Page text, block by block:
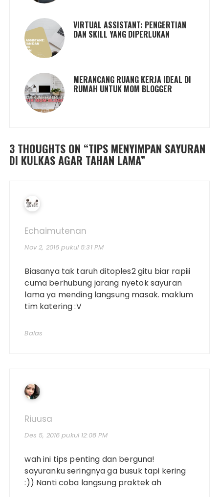
VIRTUAL ASSISTANT: PENGERTIAN
DAN SKILL YANG DIPERLUKAN
MERANCANG RUANG KERJA IDEAL DI
RUMAH UNTUK MOM BLOGGER
3 THOUGHTS ON “TIPS MENYIMPAN SAYURAN
DI KULKAS AGAR TAHAN LAMA”
Echaimutenan
Nov 2, 2016 pukul 5:31 PM
Biasanya tak taruh ditoples2 gitu biar rapiii
cuma berhubung jarang nyetok sayuran
lama ya mending langsung masak. maklum
tim katering :V
Balas
Riuusa
Des 5, 2016 pukul 12:08 PM
wah ini tips penting dan berguna!
sayuranku seringnya ga busuk tapi kering
:)) Nanti coba langsung praktek ah